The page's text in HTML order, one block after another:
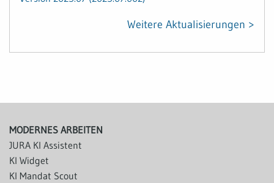
Weitere Aktualisierungen >
MODERNES ARBEITEN
JURA KI Assistent
KI Widget
KI Mandat Scout